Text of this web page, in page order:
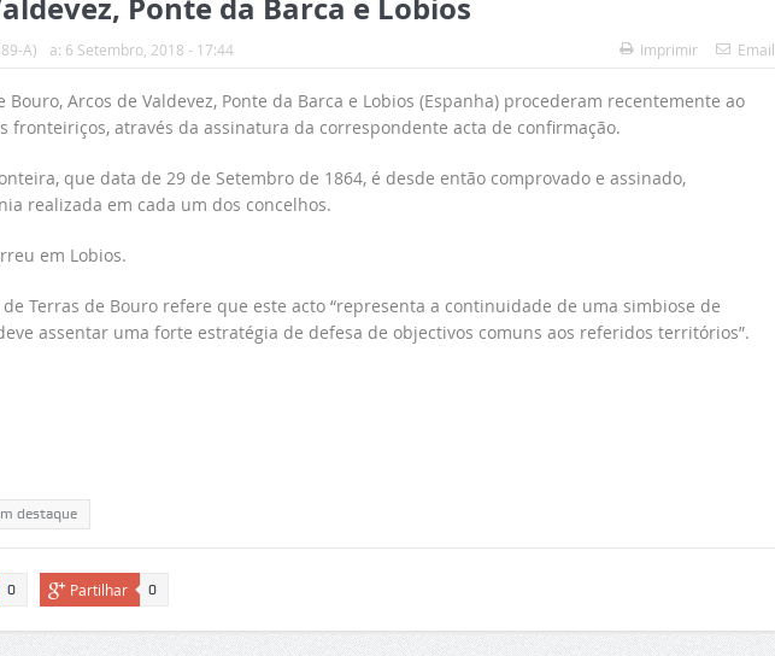
Ponte da Barca e Lobios
A) a: 6 Setembro, 2018 - 17:44 Imprimir Email
Arcos de Valdevez, Ponte da Barca e Lobios (Espanha) procederam recentemente ao
fronteiriços, através da assinatura da correspondente acta de confirmação.
que data de 29 de Setembro de 1864, é desde então comprovado e assinado,
realizada em cada um dos concelhos.
em Lobios.
Terras de Bouro refere que este acto “representa a continuidade de uma simbiose de
assentar uma forte estratégia de defesa de objectivos comuns aos referidos territórios”.
destaque
0 Partilhar 0